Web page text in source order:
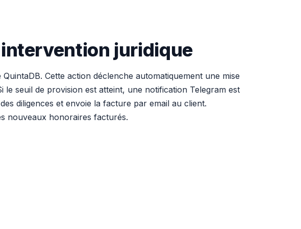
juridique
Cette action déclenche automatiquement une mise
seuil de provision est atteint, une notification Telegram est
diligences et envoie la facture par email au client.
nouveaux honoraires facturés.